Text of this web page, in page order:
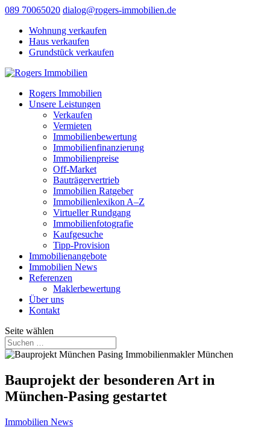
089 70065020 dialog@rogers-immobilien.de
Wohnung verkaufen
Haus verkaufen
Grundstück verkaufen
Rogers Immobilien
Unsere Leistungen
Verkaufen
Vermieten
Immobilienbewertung
Immobilienfinanzierung
Immobilienpreise
Off-Market
Bauträgervertrieb
Immobilien Ratgeber
Immobilienlexikon A–Z
Virtueller Rundgang
Immobilienfotografie
Kaufgesuche
Tipp-Provision
Immobilienangebote
Immobilien News
Referenzen
Maklerbewertung
Über uns
Kontakt
Seite wählen
Bauprojekt der besonderen Art in
München-Pasing gestartet
Immobilien News